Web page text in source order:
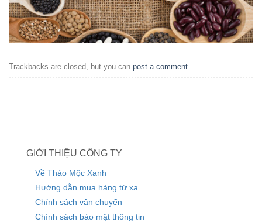
Trackbacks are closed, but you can post a comment
GIỚI THIỆU CÔNG TY
Về Thảo Mộc Xanh
Hướng dẫn mua hàng từ xa
Chính sách vận chuyển
Chính sách bảo mật thông tin